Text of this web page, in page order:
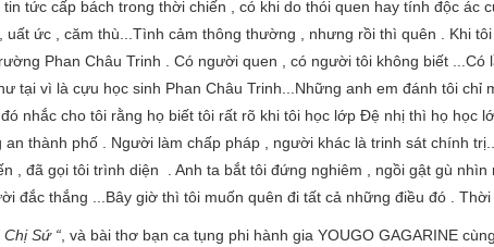
tức cấp bách trong thời chiến , có khi do thói quen hay tính độc ác
uất ức , căm thù...Tình cảm thông thường , nhưng rồi thì quên . Khi
Phan Châu Trinh . Có người quen , có người tôi không biết ...Có
tại vì là cựu học sinh Phan Châu Trinh...Những anh em đánh tôi chỉ
đó nhắc cho tôi rằng họ biết tôi rất rõ khi tôi học lớp Đệ nhị thì họ học
an thành phố . Người làm chấp pháp , người khác là trinh sát chính
, đã gọi tôi trình diện . Anh ta bắt tôi đứng nghiêm , ngồi gật gù
đắc thắng ...Bây giờ thì tôi muốn quên đi tất cả những điều đó . Thời
Chị Sứ “ , và bài thơ bạn ca tụng phi hành gia YOUGO GAGARINE